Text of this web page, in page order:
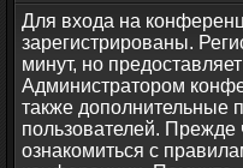
Для входа на
зарегистрированы.
минут, но
Администратором
также дополнительные
пользователей. Прежде
ознакомиться с